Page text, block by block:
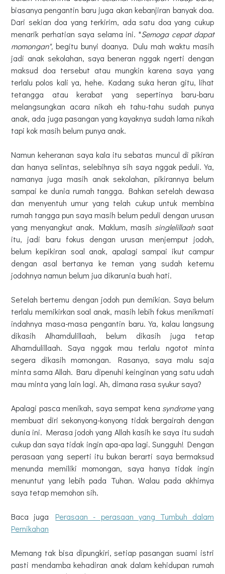
biasanya pengantin baru juga akan kebanjiran banyak doa.
Dari sekian doa yang terkirim, ada satu doa yang cukup
menarik perhatian saya selama ini. "Semoga cepat dapat
momongan", begitu bunyi doanya. Dulu mah waktu masih
jadi anak sekolahan, saya beneran nggak ngerti dengan
maksud doa tersebut atau mungkin karena saya yang
terlalu polos kali ya, hehe. Kadang suka heran gitu, lihat
tetangga atau kerabat yang sepertinya baru-baru
melangsungkan acara nikah eh tahu-tahu sudah punya
anak, ada juga pasangan yang kayaknya sudah lama nikah
tapi kok masih belum punya anak.
Namun keheranan saya kala itu sebatas muncul di pikiran
dan hanya selintas, selebihnya sih saya nggak peduli. Ya,
namanya juga masih anak sekolahan, pikirannya belum
sampai ke dunia rumah tangga. Bahkan setelah dewasa
dan menyentuh umur yang telah cukup untuk membina
rumah tangga pun saya masih belum peduli dengan urusan
yang menyangkut anak. Maklum, masih singlelillaah saat
itu, jadi baru fokus dengan urusan menjemput jodoh,
belum kepikiran soal anak, apalagi sampai ikut campur
dengan asal bertanya ke teman yang sudah ketemu
jodohnya namun belum jua dikarunia buah hati.
Setelah bertemu dengan jodoh pun demikian. Saya belum
terlalu memikirkan soal anak, masih lebih fokus menikmati
indahnya masa-masa pengantin baru. Ya, kalau langsung
dikasih Alhamdulillaah, belum dikasih juga tetap
Alhamdulillaah. Saya nggak mau terlalu ngotot minta
segera dikasih momongan. Rasanya, saya malu saja
minta sama Allah. Baru dipenuhi keinginan yang satu udah
mau minta yang lain lagi. Ah, dimana rasa syukur saya?
Apalagi pasca menikah, saya sempat kena syndromeyang
membuat diri sekonyong-konyong tidak bergairah dengan
dunia ini. Merasa jodoh yang Allah kasih ke saya itu sudah
cukup dan saya tidak ingin apa-apa lagi. Sungguh! Dengan
perasaan yang seperti itu bukan berarti saya bermaksud
menunda memiliki momongan, saya hanya tidak ingin
menuntut yang lebih pada Tuhan. Walau pada akhirnya
saya tetap memohon sih.
Baca jugaPerasaan - perasaan yang Tumbuh dalam
Pernikahan
Memang tak bisa dipungkiri, setiap pasangan suami istri
pasti mendamba kehadiran anak dalam kehidupan rumah